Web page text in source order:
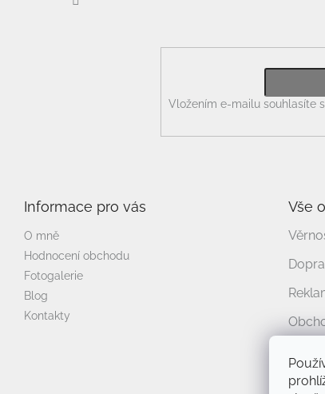
Vložením e-mailu souhlasíte s
Informace pro vás
O mně
Hodnocení obchodu
Fotogalerie
Blog
Kontakty
Vše